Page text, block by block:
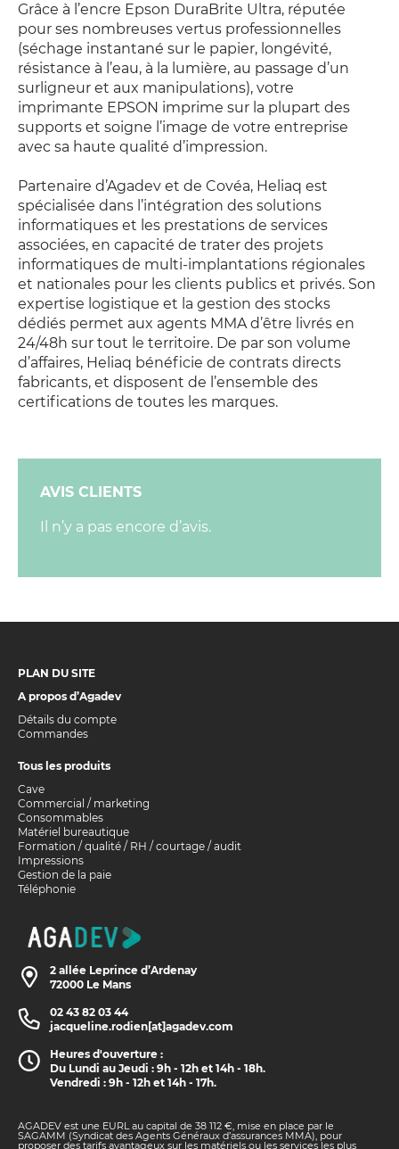
Grâce à l’encre Epson DuraBrite Ultra, réputée
pour ses nombreuses vertus professionnelles
(séchage instantané sur le papier, longévité,
résistance à l’eau, à la lumière, au passage d’un
surligneur et aux manipulations), votre
imprimante EPSON imprime sur la plupart des
supports et soigne l’image de votre entreprise
avec sa haute qualité d’impression.
Partenaire d’Agadev et de Covéa, Heliaq est
spécialisée dans l’intégration des solutions
informatiques et les prestations de services
associées, en capacité de trater des projets
informatiques de multi-implantations régionales
et nationales pour les clients publics et privés. Son
expertise logistique et la gestion des stocks
dédiés permet aux agents MMA d’être livrés en
24/48h sur tout le territoire. De par son volume
d’affaires, Heliaq bénéficie de contrats directs
fabricants, et disposent de l’ensemble des
certifications de toutes les marques.
AVIS CLIENTS
Il n’y a pas encore d’avis.
PLAN DU SITE
A propos d’Agadev
Détails du compte
Commandes
Tous les produits
Cave
Commercial / marketing
Consommables
Matériel bureautique
Formation / qualité / RH / courtage / audit
Impressions
Gestion de la paie
Téléphonie
2 allée Leprince d’Ardenay
72000 Le Mans
02 43 82 03 44
jacqueline.rodien[at]agadev.com
Heures d'ouverture :
Du Lundi au Jeudi : 9h - 12h et 14h - 18h.
Vendredi : 9h - 12h et 14h - 17h.
AGADEV est une EURL au capital de 38 112 €, mise en place par le
SAGAMM (Syndicat des Agents Généraux d’assurances MMA), pour
proposer des tarifs avantageux sur les matériels ou les services les plus